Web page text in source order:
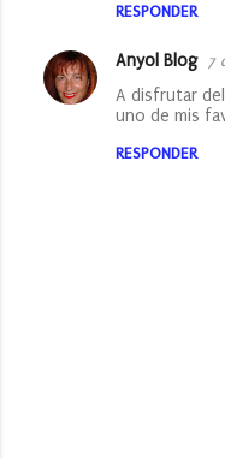
RESPONDER
Anyol Blog 7
A disfrutar
uno de mis
RESPONDER